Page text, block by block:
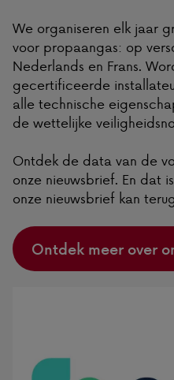
We organiseren elk jaar
voor propaangas: op
Nederlands en Frans.
gecertificeerde
alle technische
de wettelijke
Ontdek de data van de
onze nieuwsbrief. En dat
onze nieuwsbrief kan
Ontdek meer over